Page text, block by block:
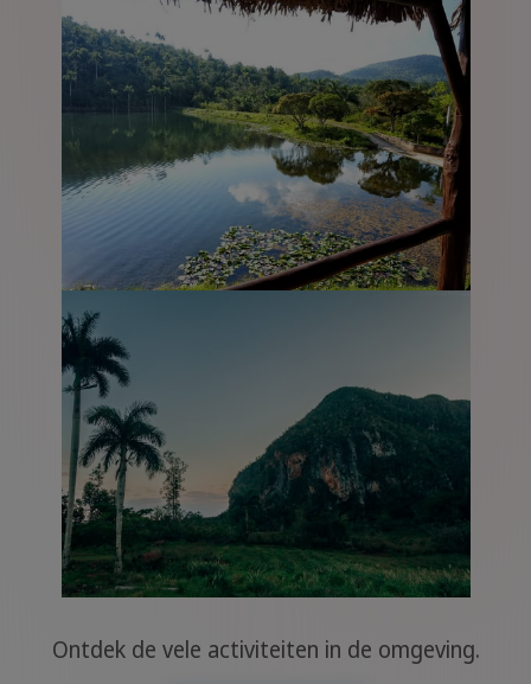
Ontdek de vele activiteiten in de omgeving.